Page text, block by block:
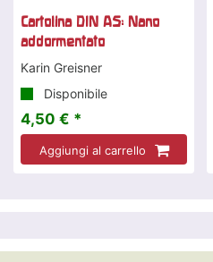
Cartolina DIN A5: Nano
addormentato
Karin Greisner
Disponibile
4,50 € *
Aggiungi al carrello